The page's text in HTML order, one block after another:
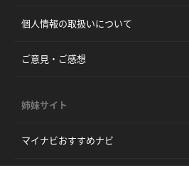
個人情報の取扱いについて
ご意見・ご感想
姉妹サイト
マイナビおすすめナビ